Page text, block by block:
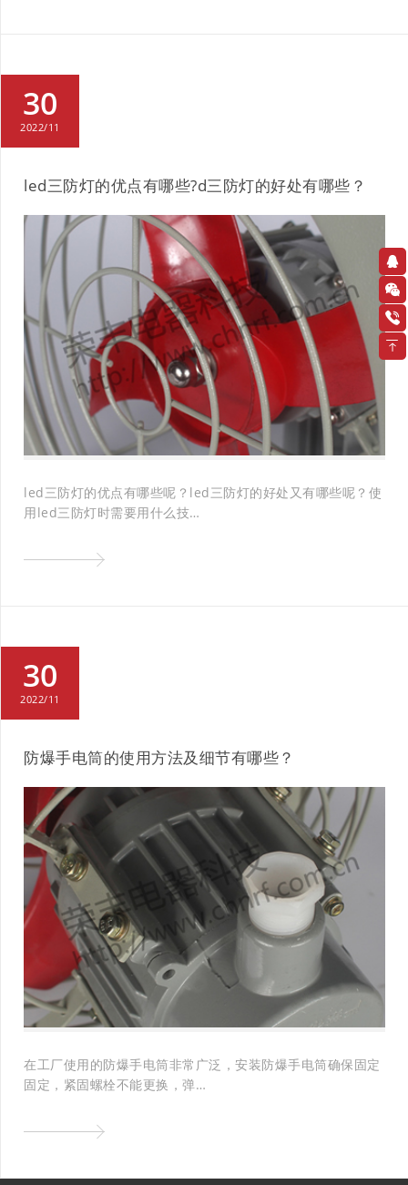
30
2022/11
led三防灯的优点有哪些?d三防灯的好处有哪些？
led三防灯的优点有哪些呢？led三防灯的好处又有哪些呢？使
用led三防灯时需要用什么技…
30
2022/11
防爆手电筒的使用方法及细节有哪些？
在工厂使用的防爆手电筒非常广泛，安装防爆手电筒确保固定
固定，紧固螺栓不能更换，弹…